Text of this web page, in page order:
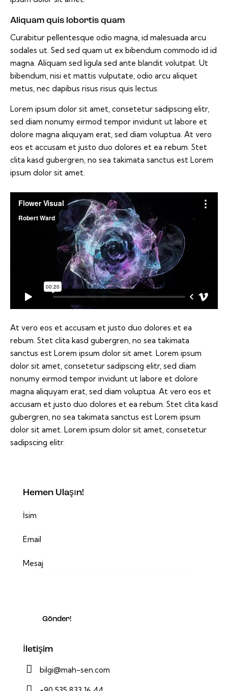
Aliquam quis lobortis quam
Curabitur pellentesque odio magna, id malesuada arcu
sodales ut. Sed sed quam ut ex bibendum commodo id id
magna. Aliquam sed ligula sed ante blandit volutpat. Ut
bibendum, nisi et mattis vulputate, odio arcu aliquet
metus, nec dapibus risus risus quis lectus.
Lorem ipsum dolor sit amet, consetetur sadipscing elitr,
sed diam nonumy eirmod tempor invidunt ut labore et
dolore magna aliquyam erat, sed diam voluptua. At vero
eos et accusam et justo duo dolores et ea rebum. Stet
clita kasd gubergren, no sea takimata sanctus est Lorem
ipsum dolor sit amet.
At vero eos et accusam et justo duo dolores et ea
rebum. Stet clita kasd gubergren, no sea takimata
sanctus est Lorem ipsum dolor sit amet. Lorem ipsum
dolor sit amet, consetetur sadipscing elitr, sed diam
nonumy eirmod tempor invidunt ut labore et dolore
magna aliquyam erat, sed diam voluptua. At vero eos et
accusam et justo duo dolores et ea rebum. Stet clita kasd
gubergren, no sea takimata sanctus est Lorem ipsum
dolor sit amet. Lorem ipsum dolor sit amet, consetetur
sadipscing elitr.
Hemen Ulaşın!
İletişim
bilgi@mah-sen.com